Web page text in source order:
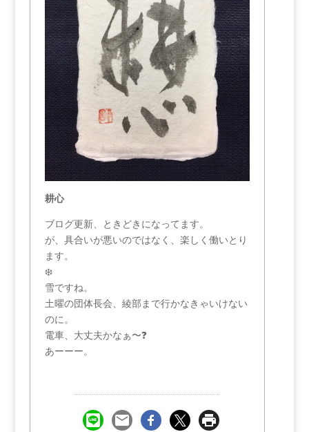
耕心
ブログ更新、ときどきになってます。
が、具合いが悪いのではなく、楽しく働いとり
ます。
❄️
雪ですね。
土曜の団体長会、綾部まで行かなきゃいけない
のに。
電車、大丈夫かなぁ〜❓
あーーー。